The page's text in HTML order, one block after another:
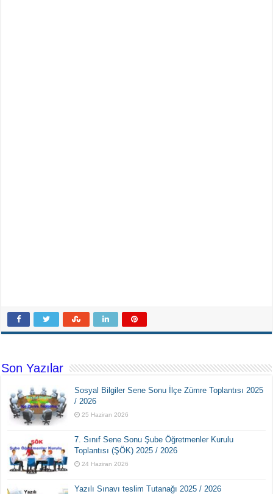
Son Yazılar
Sosyal Bilgiler Sene Sonu İlçe Zümre Toplantısı 2025
/ 2026
25 Haziran 2026
7. Sınıf Sene Sonu Şube Öğretmenler Kurulu
Toplantısı (ŞÖK) 2025 / 2026
24 Haziran 2026
Yazılı Sınavı teslim Tutanağı 2025 / 2026